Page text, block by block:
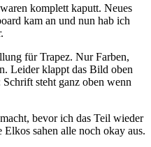
komplett kaputt. Neues
kam an und nun hab ich
für Trapez. Nur Farben,
Leider klappt das Bild oben
steht ganz oben wenn
bevor ich das Teil wieder
Elkos sahen alle noch okay aus.